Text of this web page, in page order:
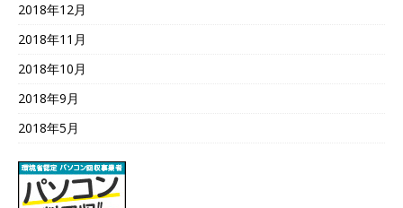
2018年12月
2018年11月
2018年10月
2018年9月
2018年5月